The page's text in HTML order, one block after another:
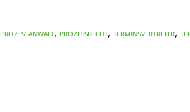
Prozessanwalt, Prozessrecht, Terminsvertreter,